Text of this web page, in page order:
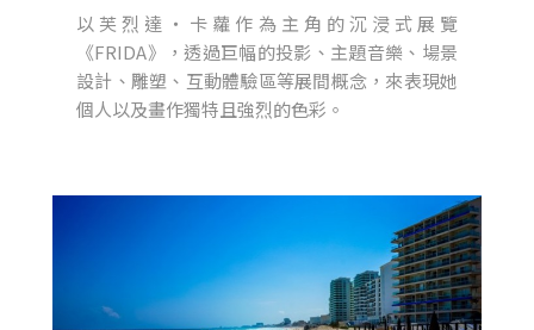
以芙烈達・卡蘿作為主角的沉浸式展覽
《FRIDA》，透過巨幅的投影、主題音樂、場景
設計、雕塑、互動體驗區等展間概念，來表現她
個人以及畫作獨特且強烈的色彩。